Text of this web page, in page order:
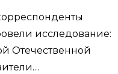
исследование:
Отечественной